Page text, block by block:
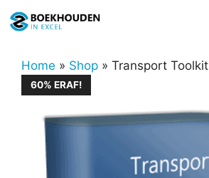
naar
inhoudHome » Shop » Transport Toolkit
60% ERAF!